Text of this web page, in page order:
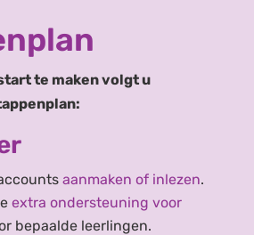
te maken volgt u
aanmaken of inlezen.
extra ondersteuning voor
bepaalde leerlingen.